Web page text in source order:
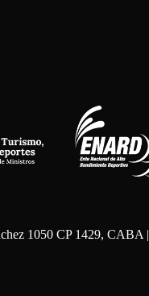
1050 CP 1429, CABA |